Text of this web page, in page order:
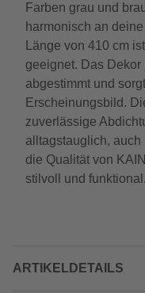
Farben grau und
harmonisch an
Länge von 410 cm
geeignet. Das Dekor
abgestimmt und
Erscheinungsbild.
zuverlässige
alltagstauglich, auch
die Qualität von
stilvoll und funktional.
ARTIKELDETAILS